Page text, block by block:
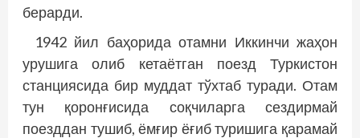
берарди.
1942 йил баҳорида отамни Иккинчи жаҳон
урушига олиб кетаётган поезд Туркистон
станциясида бир муддат тўхтаб туради. Отам
тун қоронғисида соқчиларга сездирмай
поезддан тушиб, ёмғир ёғиб туришига қарамай